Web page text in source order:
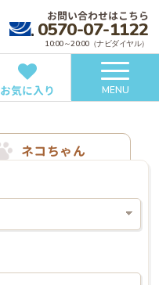
お問い合わせはこちら
0570-07-1122
10:00～20:00（ナビダイヤル）
お気に入り MENU
ネコちゃん